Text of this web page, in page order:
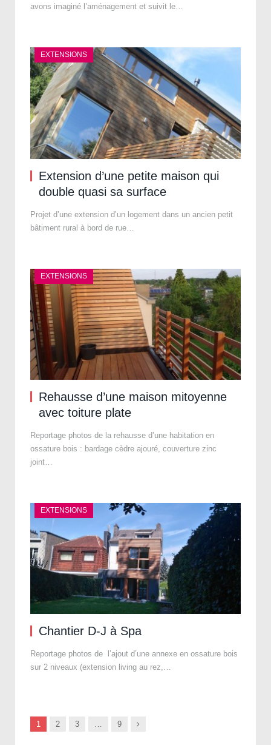
avons imaginé l’aménagement et suivit le…
EXTENSIONS
Extension d’une petite maison qui
double quasi sa surface
Projet d’une extension d’un logement dans un ancien petit
bâtiment rural à bord de rue…
EXTENSIONS
Rehausse d’une maison mitoyenne
avec toiture plate
Reportage photos de la rehausse d’une habitation en
ossature bois : bardage cèdre ajouré, couverture zinc
joint…
EXTENSIONS
Chantier D-J à Spa
Reportage photos de l’ajout d’une annexe en ossature bois
sur 2 niveaux (extension living au rez,…
1 2 3 … 9 Next